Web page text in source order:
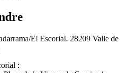
El Escorial. 28209 Valle de
: